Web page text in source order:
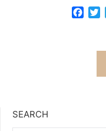
SEARCH